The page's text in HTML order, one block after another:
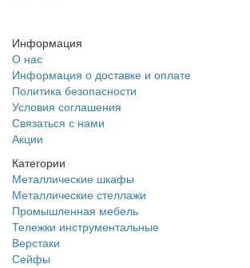
Информация
О нас
Информация о доставке и оплате
Политика безопасности
Условия соглашения
Связаться с нами
Акции
Категории
Металлические шкафы
Металлические стеллажи
Промышленная мебель
Тележки инструментальные
Верстаки
Сейфы